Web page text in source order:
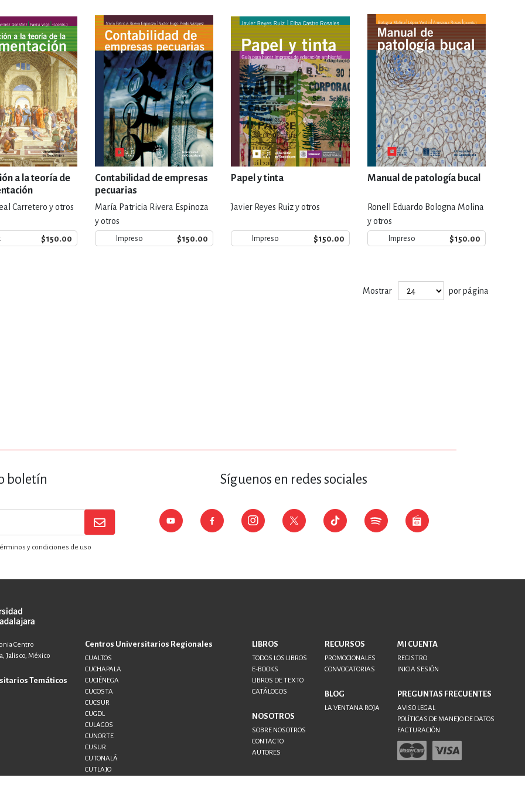
DE OCIO AL AIRE LIBRE DERECHO
FINANZAS, EMPRESA Y GESTIÓN
Y OCIO FICCIÓN Y TEMAS AFINES
RELIGIÓN HISTORIA Y ARQUEOLOGÍA
Y DIDÁCTICOS LENGUAJE Y LINGÜÍSTICA
a la teoría de
Carretero y otros
$150.00
Contabilidad de empresas
pecuarias
María Patricia Rivera Espinoza
y otros
Impreso $150.00
Papel y tinta
Javier Reyes Ruiz y otros
Impreso $150.00
Manual de patología bucal
Ronell Eduardo Bologna Molina
y otros
Impreso $150.00
Mostrar por página
boletín
y condiciones de uso
Síguenos en redes sociales
Centro
Jalisco, México
Temáticos
Centros Universitarios Regionales
CUALTOS
CUCHAPALA
CUCIÉNEGA
CUCOSTA
CUCSUR
CUGDL
CULAGOS
CUNORTE
CUSUR
CUTONALÁ
CUTLAJO
LIBROS
TODOS LOS LIBROS
E-BOOKS
LIBROS DE TEXTO
CATÁLOGOS
NOSOTROS
SOBRE NOSOTROS
CONTACTO
AUTORES
RECURSOS
PROMOCIONALES
CONVOCATORIAS
BLOG
LA VENTANA ROJA
MI CUENTA
REGISTRO
INICIA SESIÓN
PREGUNTAS FRECUENTES
AVISO LEGAL
POLÍTICAS DE MANEJO DE DATOS
FACTURACIÓN